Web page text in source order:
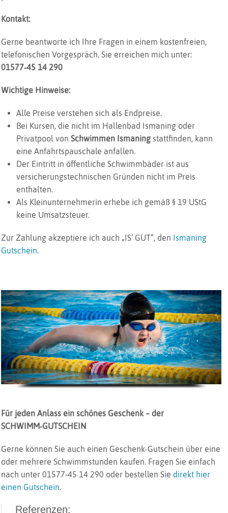
Kontakt:
Gerne beantworte ich Ihre Fragen in einem kostenfreien,
telefonischen Vorgespräch. Sie erreichen mich unter:
01577‑45 14 290
Wichtige Hinweise:
Alle Preise verstehen sich als Endpreise.
Bei Kursen, die nicht im Hallenbad Ismaning oder
Privatpool vonSchwimmen Ismaning stattfinden, kann
eine Anfahrtspauschale anfallen.
Der Eintritt in öffentliche Schwimmbäder ist aus
versicherungstechnischen Gründen nicht im Preis
enthalten.
Als Kleinunternehmerin erhebe ich gemäß § 19 UStG
keine Umsatzsteuer.
Zur Zahlung akzeptiere ich auch „IS‘ GUT“, den Ismaning
Gutschein.
Für jeden Anlass ein schönes Geschenk – der
SCHWIMM‑GUTSCHEIN
Gerne können Sie auch einen Geschenk-Gutschein über eine
oder mehrere Schwimmstunden kaufen. Fragen Sie einfach
nach unter 01577‑45 14 290 oder bestellen Siedirekt hier
einen Gutschein.
Referenzen: